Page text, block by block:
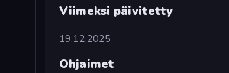
Viimeksi päivitetty
19.12.2025
Ohjaimet